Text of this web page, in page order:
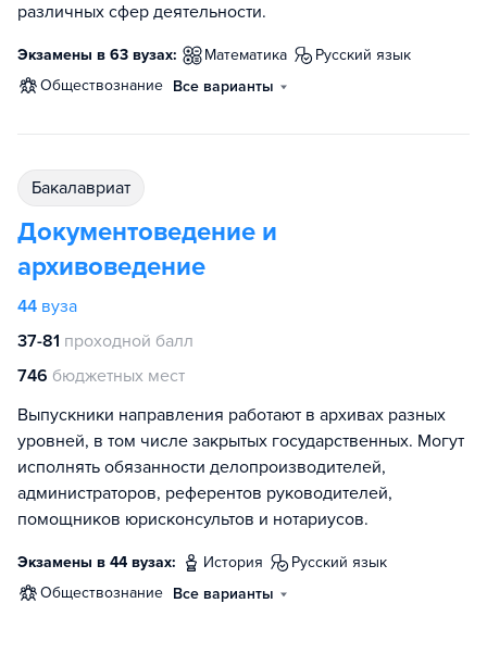
различных сфер деятельности.
Экзамены в 63 вузах: математика
русский язык
обществознание Все варианты
бакалавриат
Документоведение и
архивоведение
44 вуза
37-81 проходной балл
746 бюджетных мест
Выпускники направления работают в архивах разных
уровней, в том числе закрытых государственных. Могут
исполнять обязанности делопроизводителей,
администраторов, референтов руководителей,
помощников юрисконсультов и нотариусов.
Экзамены в 44 вузах: история
русский язык
обществознание Все варианты